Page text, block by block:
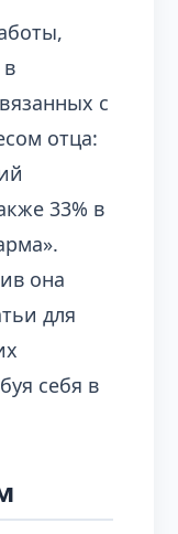
с
отца:
33% в
она
для
себя в